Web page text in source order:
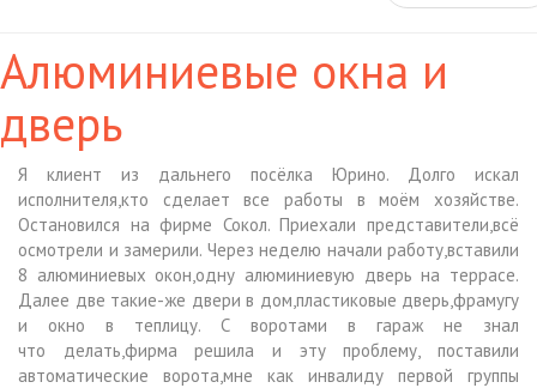
Алюминиевые окна и
дверь
Я клиент из дальнего посёлка Юрино. Долго искал
исполнителя,кто сделает все работы в моём хозяйстве.
Остановился на фирме Сокол. Приехали представители,всё
осмотрели и замерили. Через неделю начали работу,вставили
8 алюминиевых окон,одну алюминиевую дверь на террасе.
Далее две такие-же двери в дом,пластиковые дверь,фрамугу
и окно в теплицу. С воротами в гараж не знал
что делать,фирма решила и эту проблему, поставили
автоматические ворота,мне как инвалиду первой группы